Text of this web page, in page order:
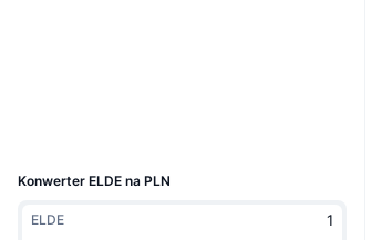
Konwerter ELDE na PLN
ELDE